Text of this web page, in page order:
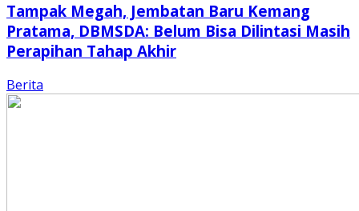
Tampak Megah, Jembatan Baru Kemang
Pratama, DBMSDA: Belum Bisa Dilintasi Masih
Perapihan Tahap Akhir
Berita